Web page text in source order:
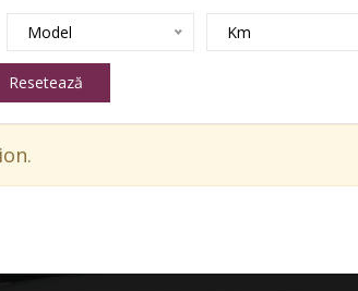
Model Km
Resetează